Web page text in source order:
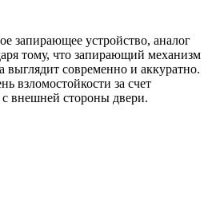
запирающее устройство, аналог
тому, что запирающий механизм
выглядит современно и аккуратно.
взломостойкости за счет
с внешней стороны двери.